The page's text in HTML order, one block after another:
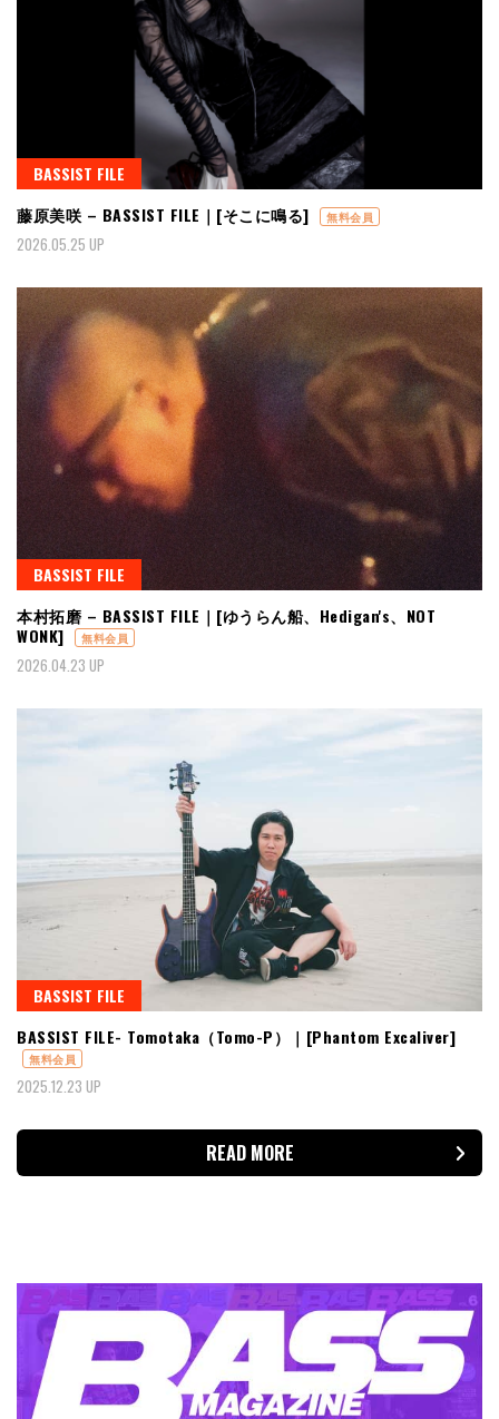
BASSIST FILE
藤原美咲 – BASSIST FILE｜[そこに鳴る]
無料会員
2026.05.25 UP
BASSIST FILE
本村拓磨 – BASSIST FILE｜[ゆうらん船、Hedigan's、NOT
WONK]
無料会員
2026.04.23 UP
BASSIST FILE
BASSIST FILE- Tomotaka（Tomo-P）｜[Phantom Excaliver]
無料会員
2025.12.23 UP
READ MORE